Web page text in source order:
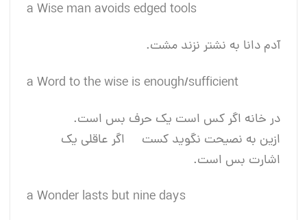
a Wise man avoids edged tools
آدم دانا به نشتر نزند مشت.
a Word to the wise is enough/sufficient
در خانه اگر کس است یک حرف بس است.
ازین به نصیحت نگوید کست اگر عاقلی یک
اشارت بس است.
a Wonder lasts but nine days